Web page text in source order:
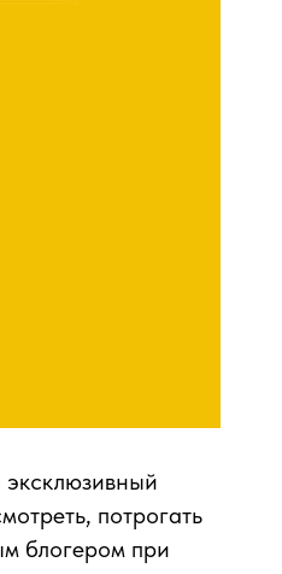
эксклюзивный
потрогать
блогером при